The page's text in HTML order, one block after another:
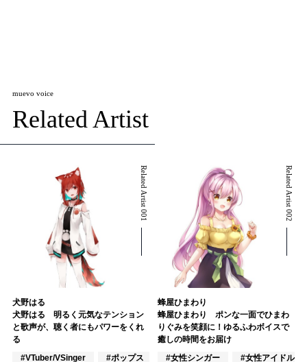
muevo voice
Related Artist
Related Artist 001
犬野はる
犬野はる 明るく元気なテンション
と歌声が、聴く者にもパワーをくれ
る
#VTuber/VSinger
#ポップス #アニメ/ゲーム
Related Artist 002
蜂屋ひまわり
蜂屋ひまわり ポンな一面でひまわ
りぐみを笑顔に！ゆるふわボイスで
癒しの時間をお届け
#女性シンガー
#女性アイドル